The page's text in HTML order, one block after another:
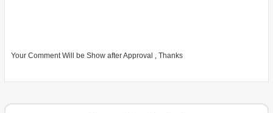
Your Comment Will be Show after Approval , Thanks